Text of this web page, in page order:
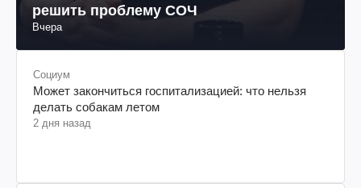
решить проблему СОЧ
Вчера
Социум
Может закончиться госпитализацией: что нельзя
делать собакам летом
2 дня назад